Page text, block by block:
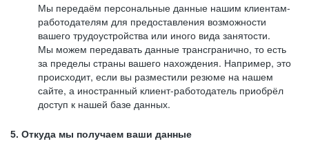
Мы передаём персональные данные нашим клиентам-
работодателям для предоставления возможности
вашего трудоустройства или иного вида занятости.
Мы можем передавать данные трансгранично, то есть
за пределы страны вашего нахождения. Например, это
происходит, если вы разместили резюме на нашем
сайте, а иностранный клиент-работодатель приобрёл
доступ к нашей базе данных.
5. Откуда мы получаем ваши данные